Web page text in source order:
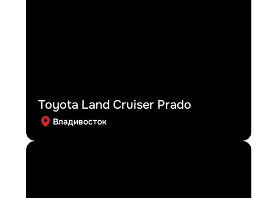
Toyota Land Cruiser Prado
Владивосток